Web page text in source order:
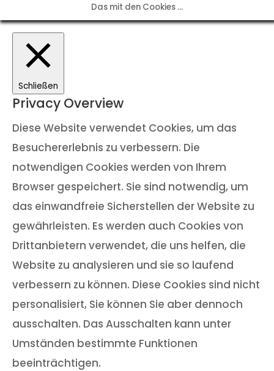
Das mit den Cookies ...
Schließen
Privacy Overview
Diese Website verwendet Cookies, um das
Besuchererlebnis zu verbessern. Die
notwendigen Cookies werden von Ihrem
Browser gespeichert. Sie sind notwendig, um
das einwandfreie Sicherstellen der Website zu
gewährleisten. Es werden auch Cookies von
Drittanbietern verwendet, die uns helfen, die
Website zu analysieren und sie so laufend
verbessern zu können. Diese Cookies sind nicht
personalisiert, Sie können Sie aber dennoch
ausschalten. Das Ausschalten kann unter
Umständen bestimmte Funktionen
beeinträchtigen.